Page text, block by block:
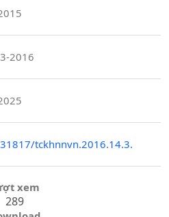
2016
tckhnnvn.2016.14.3.
xem
289